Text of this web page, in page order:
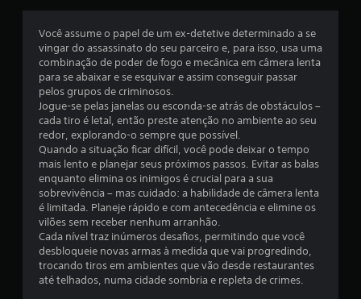
s
e
m
u
t
o
a
l
Você assume o papel de um ex-detetive determinado a se
vingar do assassinato do seu parceiro e, para isso, usa uma
combinação de poder de fogo e mecânica em câmera lenta
para se abaixar e se esquivar e assim conseguir passar
pelos grupos de criminosos.
Jogue-se pelas janelas ou esconda-se atrás de obstáculos –
cada tiro é letal, então preste atenção no ambiente ao seu
redor, explorando-o sempre que possível.
Quando a situação ficar difícil, você pode deixar o tempo
mais lento e planejar seus próximos passos. Evitar as balas
enquanto elimina os inimigos é crucial para a sua
sobrevivência – mas cuidado: a habilidade de câmera lenta
é limitada. Planeje rápido e com antecedência e elimine os
vilões sem receber nenhum arranhão.
Cada nível traz inúmeros desafios, permitindo que você
desbloqueie novas armas à medida que vai progredindo,
trocando tiros em ambientes que vão desde restaurantes
até telhados, numa cidade sombria e repleta de crimes.